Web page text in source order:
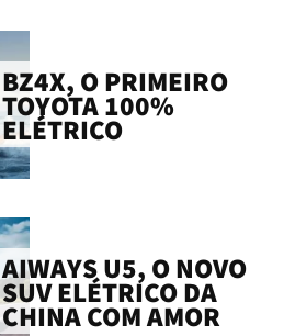
BZ4X, O PRIMEIRO
TOYOTA 100%
ELÉTRICO
AIWAYS U5, O NOVO
SUV ELÉTRICO DA
CHINA COM AMOR